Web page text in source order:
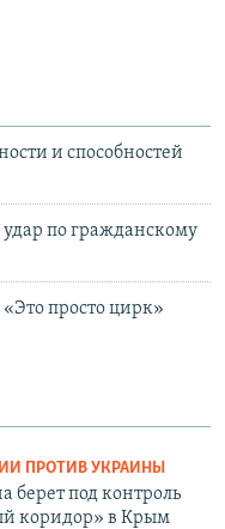
и способностей
по гражданскому
просто цирк»
ПРОТИВ УКРАИНЫ
берет под контроль
коридор» в Крым